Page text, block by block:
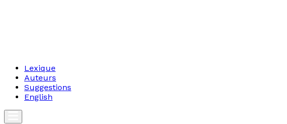
Lexique
Auteurs
Suggestions
English